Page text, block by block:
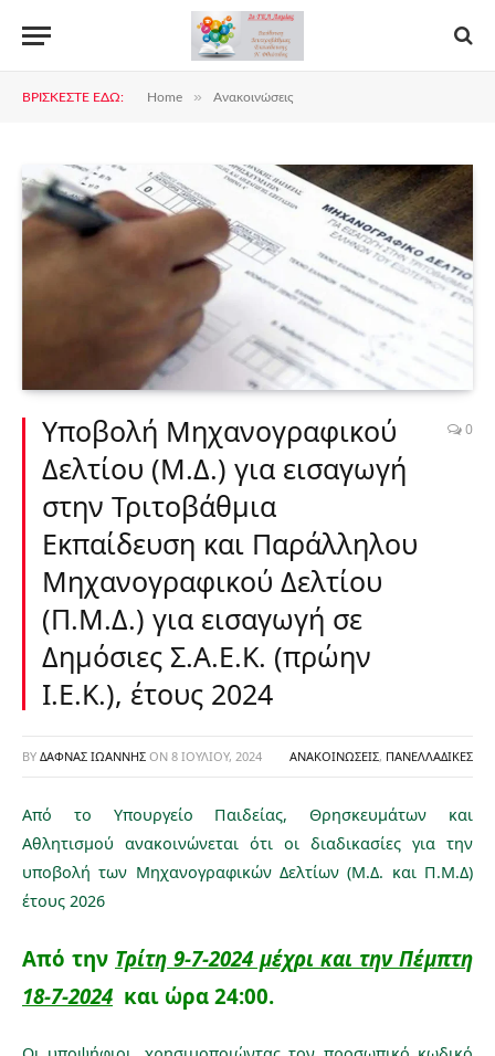
ΒΡΊΣΚΕΣΤΕ ΕΔΏ: Home » Ανακοινώσεις
Υποβολή Μηχανογραφικού
Δελτίου (Μ.Δ.) για εισαγωγή
στην Τριτοβάθμια
Εκπαίδευση και Παράλληλου
Μηχανογραφικού Δελτίου
(Π.Μ.Δ.) για εισαγωγή σε
Δημόσιες Σ.Α.Ε.Κ. (πρώην
Ι.Ε.Κ.), έτους 2024
0
BY ΔΑΦΝΆΣ ΙΩΆΝΝΗΣ ON 8 ΙΟΥΛΊΟΥ, 2024 ΑΝΑΚΟΙΝΏΣΕΙΣ, ΠΑΝΕΛΛΑΔΙΚΈΣ
Από το Υπουργείο Παιδείας, Θρησκευμάτων και
Αθλητισμού ανακοινώνεται ότι οι διαδικασίες για την
υποβολή των Μηχανογραφικών Δελτίων (Μ.Δ. και Π.Μ.Δ)
έτους 2026
Από την Τρίτη 9-7-2024 μέχρι και την Πέμπτη
18-7-2024 και ώρα 24:00.